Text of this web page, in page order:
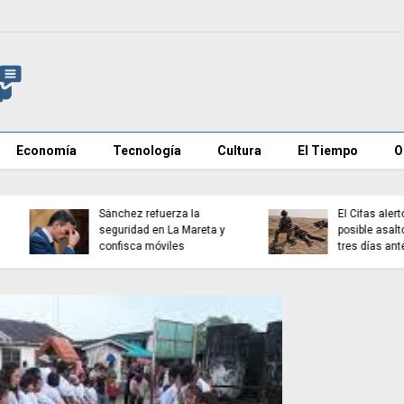
Economía Tecnología Cultura El Tiempo
Europa afronta el invierno
con las reservas de gas
en mínimos
La OMS alerta del
global de la miopía
2050